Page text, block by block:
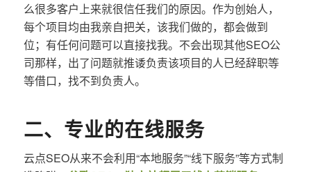
么很多客户上来就很信任我们的原因。作为创始人，
每个项目均由我亲自把关，该我们做的，都会做到
位；有任何问题可以直接找我。不会出现其他SEO公
司那样，出了问题就推诿负责该项目的人已经辞职等
等借口，找不到负责人。
二、专业的在线服务
云点SEO从来不会利用“本地服务”“线下服务”等方式制